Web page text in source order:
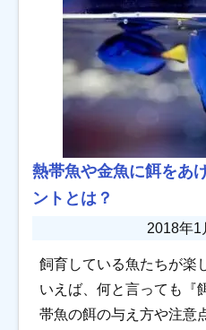
熱帯魚や金魚に餌をあ
ントとは？
2018年1
飼育している魚たちが楽
いえば、何と言っても『
帯魚の餌の与え方や注意